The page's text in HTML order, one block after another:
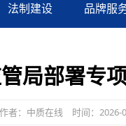
法制建设 品牌服
局部署专
作者：中质在线 时间：2026-